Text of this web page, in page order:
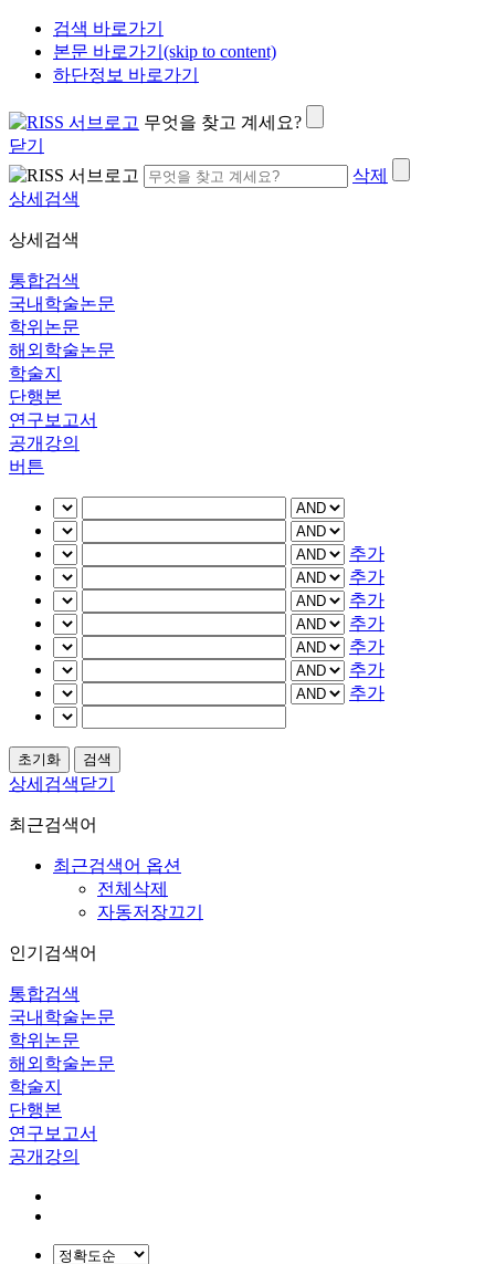
검색 바로가기
본문 바로가기(skip to content)
하단정보 바로가기
무엇을 찾고 계세요?
닫기
삭제
상세검색
상세검색
통합검색
국내학술논문
학위논문
해외학술논문
학술지
단행본
연구보고서
공개강의
버튼
추가
추가
추가
추가
추가
추가
추가
상세검색닫기
최근검색어
최근검색어 옵션
전체삭제
자동저장끄기
인기검색어
통합검색
국내학술논문
학위논문
해외학술논문
학술지
단행본
연구보고서
공개강의